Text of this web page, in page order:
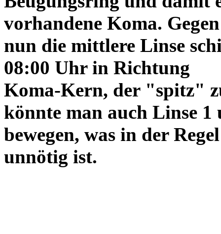
vorhandene Koma.
nun die mittlere Linse
08:00 Uhr in Richtung
Koma-Kern, der "spitz"
könnte man auch Linse
bewegen, was in der Regel
unnötig ist.